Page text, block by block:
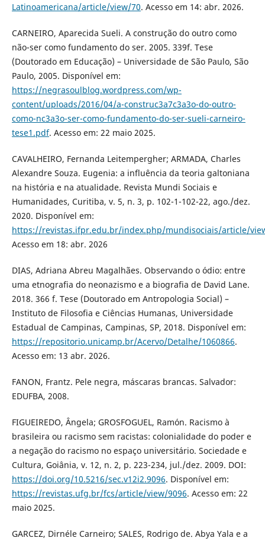
Latinoamericana/article/view/70. Acesso em 14: abr. 2026.
CARNEIRO, Aparecida Sueli. A construção do outro como
não-ser como fundamento do ser. 2005. 339f. Tese
(Doutorado em Educação) – Universidade de São Paulo, São
Paulo, 2005. Disponível em:
https://negrasoulblog.wordpress.com/wp-
content/uploads/2016/04/a-construc3a7c3a3o-do-outro-
como-nc3a3o-ser-como-fundamento-do-ser-sueli-carneiro-
tese1.pdf. Acesso em: 22 maio 2025.
CAVALHEIRO, Fernanda Leitempergher; ARMADA, Charles
Alexandre Souza. Eugenia: a influência da teoria galtoniana
na história e na atualidade. Revista Mundi Sociais e
Humanidades, Curitiba, v. 5, n. 3, p. 102-1-102-22, ago./dez.
2020. Disponível em:
https://revistas.ifpr.edu.br/index.php/mundisociais/article/
Acesso em 18: abr. 2026
DIAS, Adriana Abreu Magalhães. Observando o ódio: entre
uma etnografia do neonazismo e a biografia de David Lane.
2018. 366 f. Tese (Doutorado em Antropologia Social) –
Instituto de Filosofia e Ciências Humanas, Universidade
Estadual de Campinas, Campinas, SP, 2018. Disponível em:
https://repositorio.unicamp.br/Acervo/Detalhe/1060866.
Acesso em: 13 abr. 2026.
FANON, Frantz. Pele negra, máscaras brancas. Salvador:
EDUFBA, 2008.
FIGUEIREDO, Ângela; GROSFOGUEL, Ramón. Racismo à
brasileira ou racismo sem racistas: colonialidade do poder e
a negação do racismo no espaço universitário. Sociedade e
Cultura, Goiânia, v. 12, n. 2, p. 223-234, jul./dez. 2009. DOI:
https://doi.org/10.5216/sec.v12i2.9096. Disponível em:
https://revistas.ufg.br/fcs/article/view/9096. Acesso em: 22
maio 2025.
GARCEZ, Dirnéle Carneiro; SALES, Rodrigo de. Abya Yala e a